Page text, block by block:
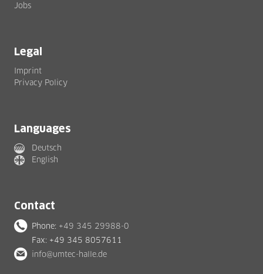
Jobs
Legal
Imprint
Privacy Policy
Languages
Deutsch
English
Contact
Phone: +49 345 29988-0
Fax: +49 345 8057611
info@umtec-halle.de